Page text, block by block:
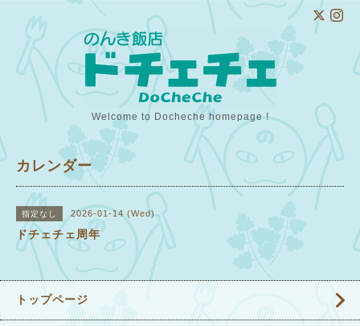
Welcome to Docheche homepage !
カレンダー
指定なし 2026-01-14 (Wed)
ドチェチェ周年
トップページ